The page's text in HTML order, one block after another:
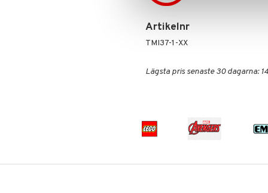
Artikelnr
TMI37-1-XX
Lägsta pris senaste 30 dagarna: